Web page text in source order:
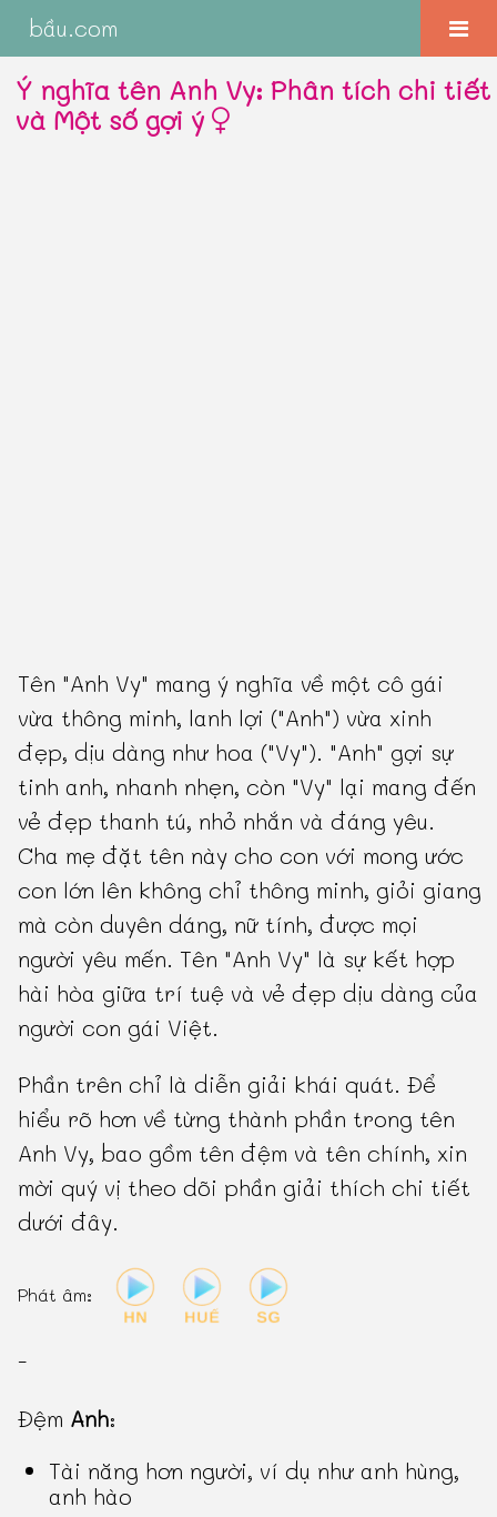
bầu.com
Ý nghĩa tên Anh Vy: Phân tích chi tiết
và Một số gợi ý
Tên "Anh Vy" mang ý nghĩa về một cô gái
vừa thông minh, lanh lợi ("Anh") vừa xinh
đẹp, dịu dàng như hoa ("Vy"). "Anh" gợi sự
tinh anh, nhanh nhẹn, còn "Vy" lại mang đến
vẻ đẹp thanh tú, nhỏ nhắn và đáng yêu.
Cha mẹ đặt tên này cho con với mong ước
con lớn lên không chỉ thông minh, giỏi giang
mà còn duyên dáng, nữ tính, được mọi
người yêu mến. Tên "Anh Vy" là sự kết hợp
hài hòa giữa trí tuệ và vẻ đẹp dịu dàng của
người con gái Việt.
Phần trên chỉ là diễn giải khái quát. Để
hiểu rõ hơn về từng thành phần trong tên
Anh Vy, bao gồm tên đệm và tên chính, xin
mời quý vị theo dõi phần giải thích chi tiết
dưới đây.
Phát âm:
-
Đệm Anh:
Tài năng hơn người, ví dụ như anh hùng,
anh hào